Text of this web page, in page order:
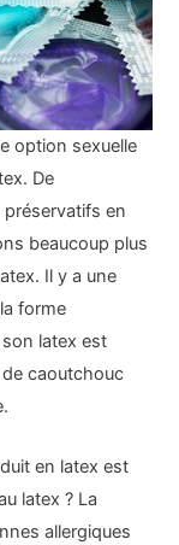
option sexuelle
De
en
beaucoup plus
Il y a une
forme
son latex est
caoutchouc
en latex est
latex ? La
allergiques